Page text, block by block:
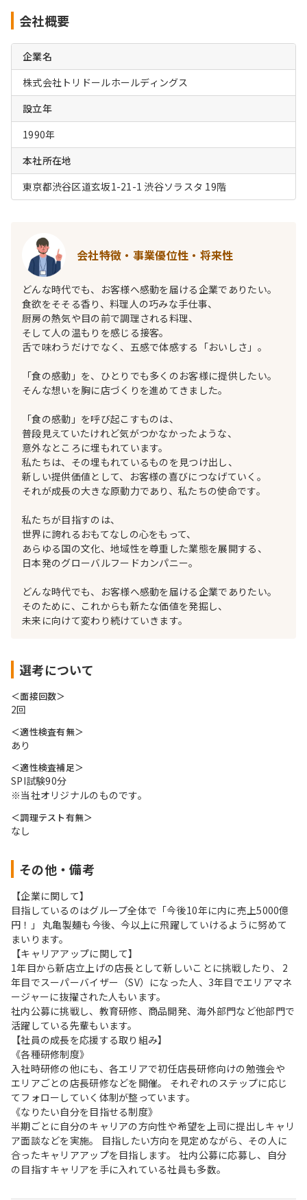
会社概要
企業名
株式会社トリドールホールディングス
設立年
1990年
本社所在地
東京都渋谷区道玄坂1-21-1 渋谷ソラスタ 19階
会社特徴・事業優位性・将来性
どんな時代でも、お客様へ感動を届ける企業でありたい。
食欲をそそる香り、料理人の巧みな手仕事、
厨房の熱気や目の前で調理される料理、
そして人の温もりを感じる接客。
舌で味わうだけでなく、五感で体感する「おいしさ」。
「食の感動」を、ひとりでも多くのお客様に提供したい。
そんな想いを胸に店づくりを進めてきました。
「食の感動」を呼び起こすものは、
普段見えていたけれど気がつかなかったような、
意外なところに埋もれています。
私たちは、その埋もれているものを見つけ出し、
新しい提供価値として、お客様の喜びにつなげていく。
それが成長の大きな原動力であり、私たちの使命です。
私たちが目指すのは、
世界に誇れるおもてなしの心をもって、
あらゆる国の文化、地域性を尊重した業態を展開する、
日本発のグローバルフードカンパニー。
どんな時代でも、お客様へ感動を届ける企業でありたい。
そのために、これからも新たな価値を発掘し、
未来に向けて変わり続けていきます。
選考について
＜面接回数＞
2回
＜適性検査有無＞
あり
＜適性検査補足＞
SPI試験90分
※当社オリジナルのものです。
＜調理テスト有無＞
なし
その他・備考
【企業に関して】
目指しているのはグループ全体で「今後10年に内に売上5000億
円！」 丸亀製麺も今後、今以上に飛躍していけるように努めて
まいります。
【キャリアアップに関して】
1年目から新店立上げの店長として新しいことに挑戦したり、 2
年目でスーパーバイザー（SV）になった人、3年目でエリアマネ
ージャーに抜擢された人もいます。
社内公募に挑戦し、教育研修、商品開発、海外部門など他部門で
活躍している先輩もいます。
【社員の成長を応援する取り組み】
《各種研修制度》
入社時研修の他にも、各エリアで初任店長研修向けの勉強会や
エリアごとの店長研修などを開催。 それぞれのステップに応じ
てフォローしていく体制が整っています。
《なりたい自分を目指せる制度》
半期ごとに自分のキャリアの方向性や希望を上司に提出しキャリ
ア面談などを実施。 目指したい方向を見定めながら、その人に
合ったキャリアアップを目指します。 社内公募に応募し、自分
の目指すキャリアを手に入れている社員も多数。